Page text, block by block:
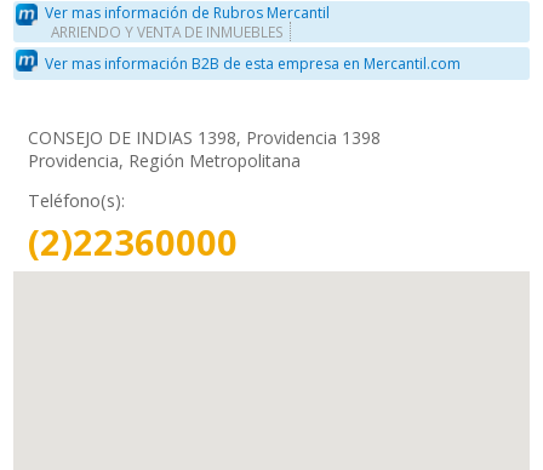
Ver mas información de Rubros Mercantil
ARRIENDO Y VENTA DE INMUEBLES
Ver mas información B2B de esta empresa en Mercantil.com
CONSEJO DE INDIAS 1398, Providencia 1398
Providencia, Región Metropolitana
Teléfono(s):
(2)22360000